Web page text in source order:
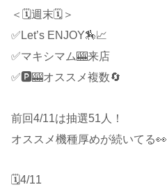
＜🗓週末🗓＞
✅Let’s ENJOY🏇📈
✅マキシマム🎰来店
✅🅿️🎰オススメ複数🔄
前回4/11は抽選51人！
オススメ機種厚めが続いてる👀
🗓4/11